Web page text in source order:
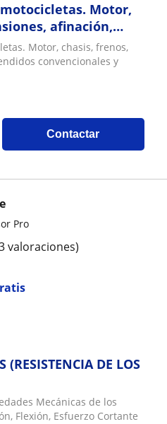
Motor,
afinación,
y electrónicos,
más
Motor, chasis, frenos,
convencionales y
Contactar
Pro
valoraciones)
(RESISTENCIA DE LOS
Mecánicas de los
Flexión, Esfuerzo Cortante